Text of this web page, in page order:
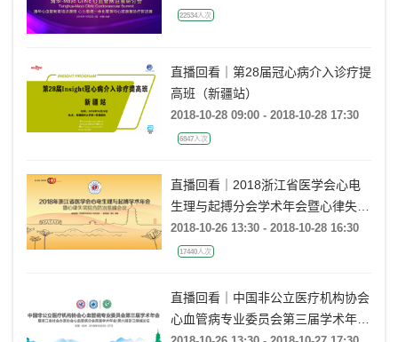
22534人次
直播回看｜第28届冠心病介入诊疗提
高班（新疆站）
2018-10-28 09:00 - 2018-10-28 17:30
6847人次
直播回看｜2018浙江省医学会心电
生理与起搏分会学术年会暨心律失常
综合防治高峰会议
2018-10-26 13:30 - 2018-10-28 16:30
17440人次
直播回看｜中国非公立医疗机构协会
心血管病专业委员会第三届学术年